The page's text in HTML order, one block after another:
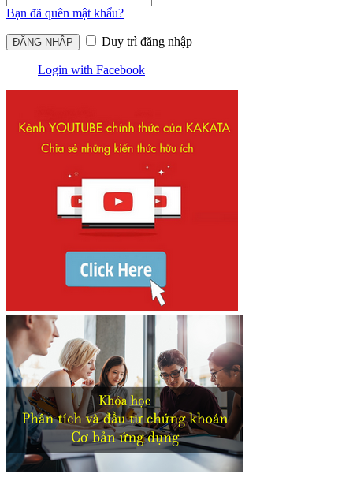
Bạn đã quên mật khẩu?
Duy trì đăng nhập
Login with Facebook